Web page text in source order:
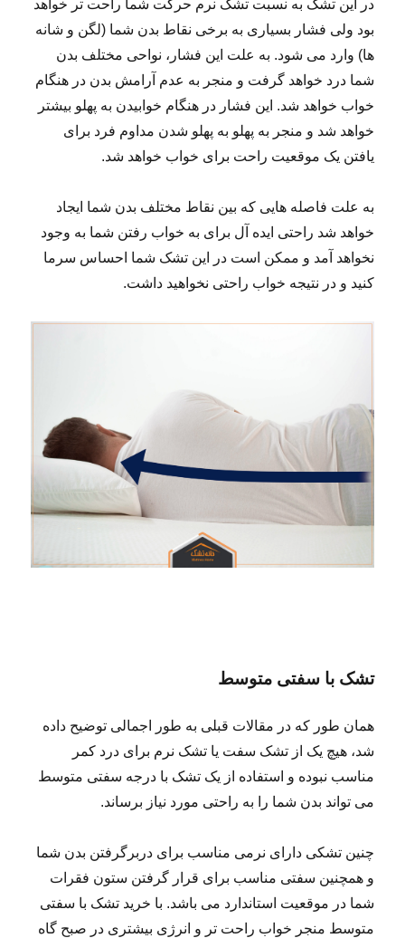
در این تشک به نسبت تشک نرم حرکت شما راحت تر خواهد
بود ولی فشار بسیاری به برخی نقاط بدن شما (لگن و شانه
ها) وارد می شود. به علت این فشار، نواحی مختلف بدن
شما درد خواهد گرفت و منجر به عدم آرامش بدن در هنگام
خواب خواهد شد. این فشار در هنگام خوابیدن به پهلو بیشتر
خواهد شد و منجر به پهلو به پهلو شدن مداوم فرد برای
یافتن یک موقعیت راحت برای خواب خواهد شد.
به علت فاصله هایی که بین نقاط مختلف بدن شما ایجاد
خواهد شد راحتی ایده آل برای به خواب رفتن شما به وجود
نخواهد آمد و ممکن است در این تشک شما احساس سرما
کنید و در نتیجه خواب راحتی نخواهید داشت.
تشک با سفتی متوسط
همان طور که در مقالات قبلی به طور اجمالی توضیح داده
شد، هیچ یک از تشک سفت یا تشک نرم برای درد کمر
مناسب نبوده و استفاده از یک تشک با درجه سفتی متوسط
می تواند بدن شما را به راحتی مورد نیاز برساند.
چنین تشکی دارای نرمی مناسب برای دربرگرفتن بدن شما
و همچنین سفتی مناسب برای قرار گرفتن ستون فقرات
شما در موقعیت استاندارد می باشد. با خرید تشک با سفتی
متوسط منجر خواب راحت تر و انرژی بیشتری در صبح گاه